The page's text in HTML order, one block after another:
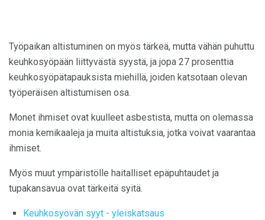
Työpaikan altistuminen on myös tärkeä, mutta vähän puhuttu
keuhkosyöpään liittyvästä syystä, ja jopa 27 prosenttia
keuhkosyöpätapauksista miehillä, joiden katsotaan olevan
työperäisen altistumisen osa.
Monet ihmiset ovat kuulleet asbestista, mutta on olemassa
monia kemikaaleja ja muita altistuksia, jotka voivat vaarantaa
ihmiset.
Myös muut ympäristölle haitalliset epäpuhtaudet ja
tupakansavua ovat tärkeitä syitä.
Keuhkosyövän syyt - yleiskatsaus